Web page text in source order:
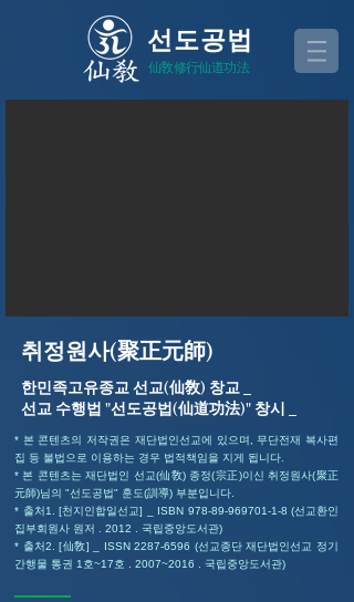
선도공법
仙敎修行仙道功法
취정원사(聚正元師)
한민족고유종교 선교(仙敎) 창교 _
선교 수행법 "선도공법(仙道功法)" 창시 _
* 본 콘텐츠의 저작권은 재단법인선교에 있으며, 무단전재 복사편
집 등 불법으로 이용하는 경우 법적책임을 지게 됩니다.
* 본 콘텐츠는 재단법인 선교(仙敎) 종정(宗正)이신 취정원사(聚正
元師)님의 "선도공법" 훈도(訓導) 부분입니다.
* 출처1. [천지인합일선교] _ ISBN 978-89-969701-1-8 (선교환인
집부회원사 원저 . 2012 . 국립중앙도서관)
* 출처2. [仙敎] _ ISSN2287-6596 (선교종단 재단법인선교 정기
간행물 통권 1호~17호 . 2007~2016 . 국립중앙도서관)